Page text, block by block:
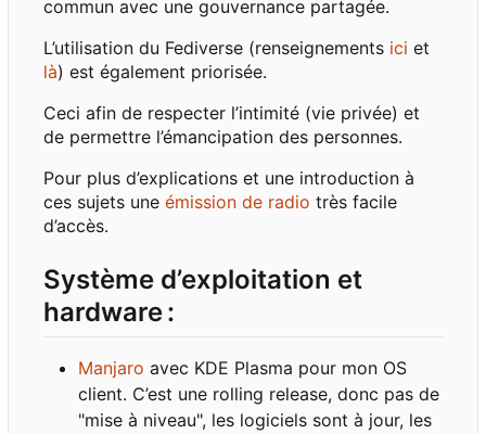
commun avec une gouvernance partagée.
L’utilisation du Fediverse (renseignements ici et
là) est également priorisée.
Ceci afin de respecter l’intimité (vie privée) et
de permettre l’émancipation des personnes.
Pour plus d’explications et une introduction à
ces sujets une émission de radio très facile
d’accès.
Système d’exploitation et
hardware:
Manjaro avec KDE Plasma pour mon OS
client. C’est une rolling release, donc pas de
"mise à niveau", les logiciels sont à jour, les